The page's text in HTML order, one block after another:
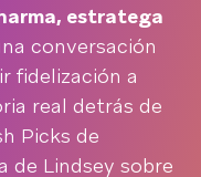
estratega
conversación
fidelización a
real detrás de
Picks de
de Lindsey sobre